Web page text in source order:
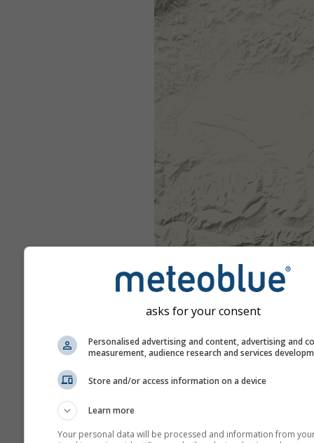
asks for your consent
Personalised advertising and content, advertising and
measurement, audience research and services
Store and/or access information on a device
Learn more
Your personal data will be processed and information from